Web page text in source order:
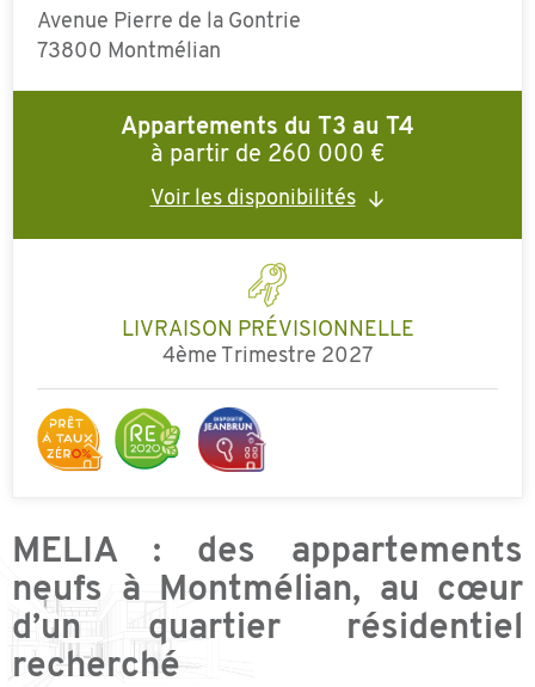
Avenue Pierre de la Gontrie
73800 Montmélian
Appartements du T3 au T4
à partir de 260 000 €
Voir les disponibilités
LIVRAISON PRÉVISIONNELLE
4ème Trimestre 2027
MELIA : des appartements
neufs à Montmélian, au cœur
d’un quartier résidentiel
recherché